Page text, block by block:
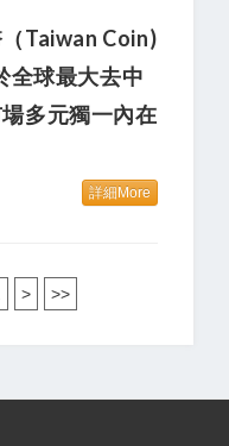
Taiwan Coin)
全球最大去中
多元獨一內在
詳細More
> >>